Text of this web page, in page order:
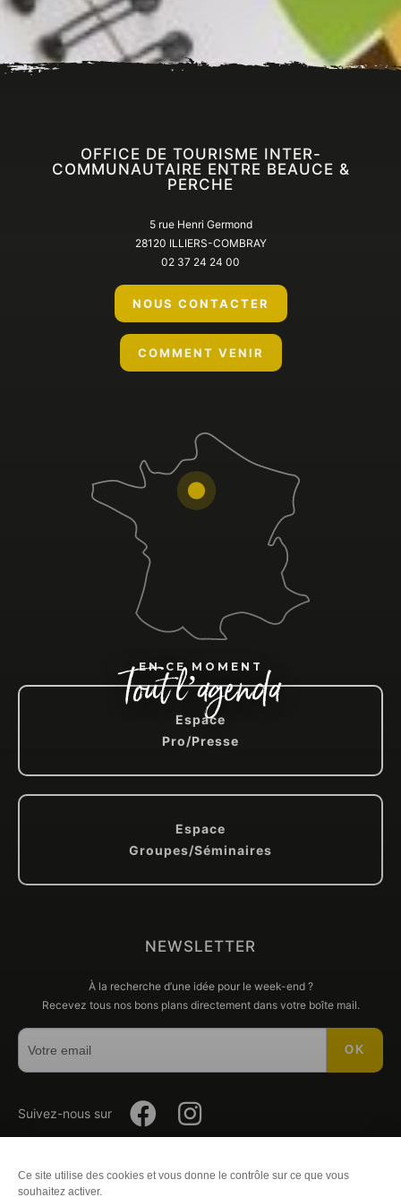
Ce site utilise des cookies et vous donne le contrôle sur ce que vous
souhaitez activer.
EN CE MOMENT
Tout l’agenda
Accueil En ce moment Tout l’agenda
OFFICE DE TOURISME INTER-
COMMUNAUTAIRE ENTRE BEAUCE &
PERCHE
5 rue Henri Germond
28120 ILLIERS-COMBRAY
02 37 24 24 00
NOUS CONTACTER
COMMENT VENIR
Espace
Pro/Presse
Espace
Groupes/Séminaires
NEWSLETTER
À la recherche d’une idée pour le week-end ?
Recevez tous nos bons plans directement dans votre boîte mail.
OK
Suivez-nous sur
Suivez-
Suivez-
Plan du site -Mentions légales -Éditer mes cookies -Politique